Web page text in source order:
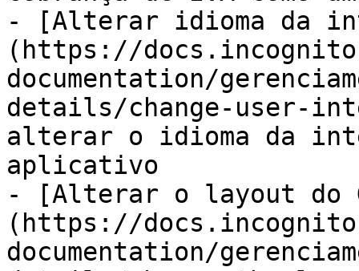
- [Alterar idioma da
(https://
documentation/
details/change-user-
alterar o idioma da
aplicativo
- [Alterar o layout do
(https://
documentation/